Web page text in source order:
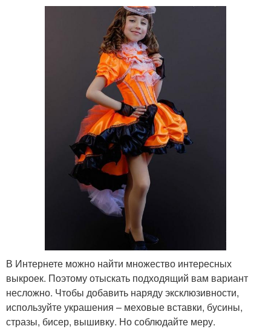
В Интернете можно найти множество интересных
выкроек. Поэтому отыскать подходящий вам вариант
несложно. Чтобы добавить наряду эксклюзивности,
используйте украшения – меховые вставки, бусины,
стразы, бисер, вышивку. Но соблюдайте меру.